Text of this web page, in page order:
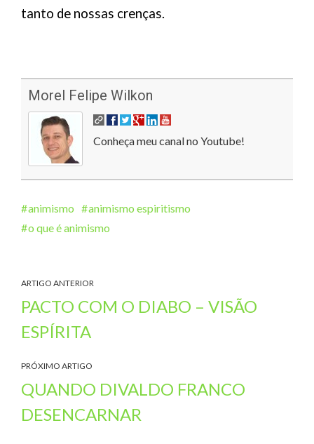
tanto de nossas crenças.
Morel Felipe Wilkon
Conheça meu canal no Youtube!
animismo
animismo espiritismo
o que é animismo
ARTIGO ANTERIOR
PACTO COM O DIABO – VISÃO
ESPÍRITA
PRÓXIMO ARTIGO
QUANDO DIVALDO FRANCO
DESENCARNAR